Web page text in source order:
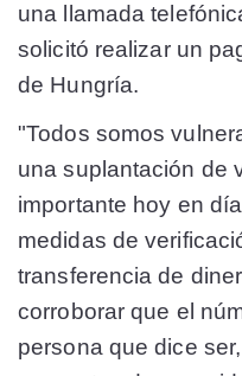
una llamada
solicitó realizar un
de Hungría.
"Todos somos
una suplantación de
importante hoy en
medidas de
transferencia de
corroborar que el
persona que dice